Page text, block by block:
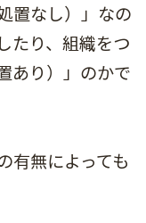
置なし）」なの
たり、組織をつ
あり）」のかで
有無によっても